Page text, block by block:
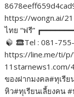
https://wongn.ai/
ไทย “ฟรี”
Tel : 081-
https://line.me/ti/
ของฝากมงคล#ทุเรี
หิว#ทุเรียนเลี้ยงคน